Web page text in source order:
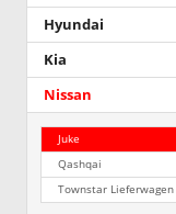
Hyundai
Kia
Nissan
Juke
Qashqai
Townstar Lieferwagen